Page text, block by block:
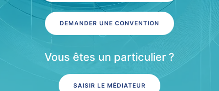
DEMANDER UNE CONVENTION
Vous êtes un particulier ?
SAISIR LE MÉDIATEUR